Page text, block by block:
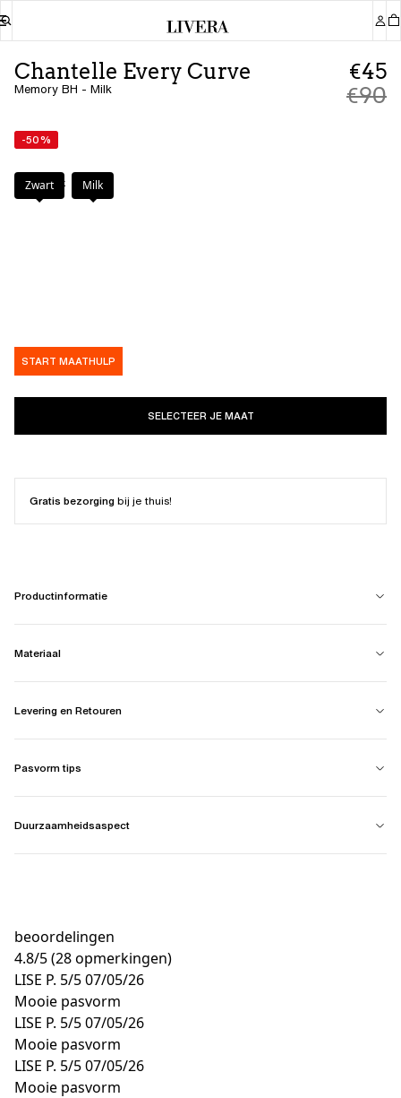
Chantelle Every Curve
Memory BH - Milk
€45
€90
-50%
Kleur: Milk
Zwart Milk
START MAATHULP
SELECTEER JE MAAT
Gratis bezorgingbij je thuis!
Productinformatie
Materiaal
Levering en Retouren
Pasvorm tips
Duurzaamheidsaspect
beoordelingen
4.8/5(28 opmerkingen)
LISE P. 5/507/05/26
Mooie pasvorm
LISE P. 5/507/05/26
Mooie pasvorm
LISE P. 5/507/05/26
Mooie pasvorm